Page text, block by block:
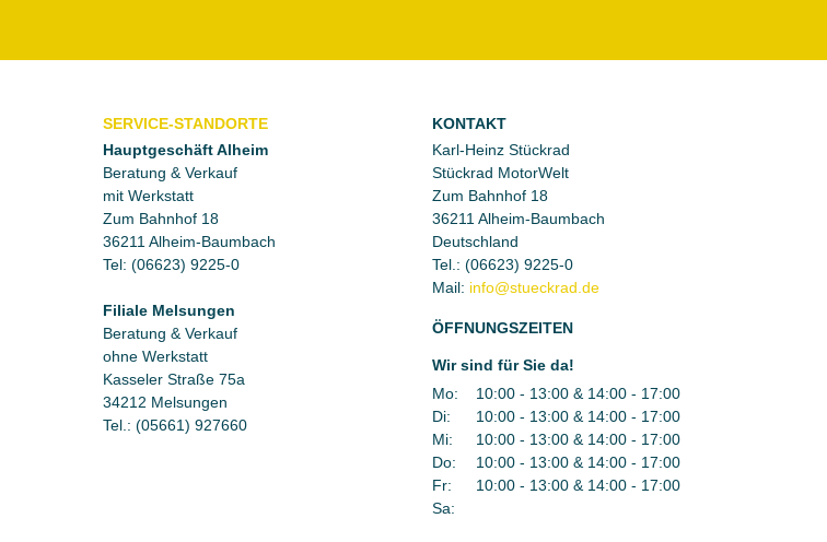
SERVICE-STANDORTE
Hauptgeschäft Alheim
Beratung & Verkauf
mit Werkstatt
Zum Bahnhof 18
36211 Alheim-Baumbach
Tel: (06623) 9225-0
Filiale Melsungen
Beratung & Verkauf
ohne Werkstatt
Kasseler Straße 75a
34212 Melsungen
Tel.: (05661) 927660
KONTAKT
Karl-Heinz Stückrad
Stückrad MotorWelt
Zum Bahnhof 18
36211 Alheim-Baumbach
Deutschland
Tel.: (06623) 9225-0
Mail:
ÖFFNUNGSZEITEN
Wir sind für Sie da!
Mo:
10:00 - 13:00 & 14:00 - 17:00
Di:
10:00 - 13:00 & 14:00 - 17:00
Mi:
10:00 - 13:00 & 14:00 - 17:00
Do:
10:00 - 13:00 & 14:00 - 17:00
Fr:
10:00 - 13:00 & 14:00 - 17:00
Sa: